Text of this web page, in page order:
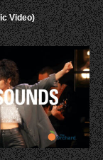
Video)